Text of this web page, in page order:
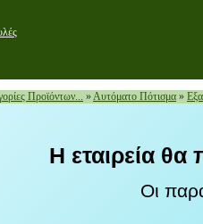
Προϊόντων... »Αυτόματο Πότισμα »
Η εταιρεία
Οι